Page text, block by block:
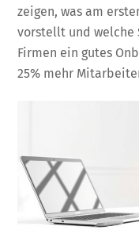
zeigen, was am
vorstellt und welche
Firmen ein gutes
25% mehr